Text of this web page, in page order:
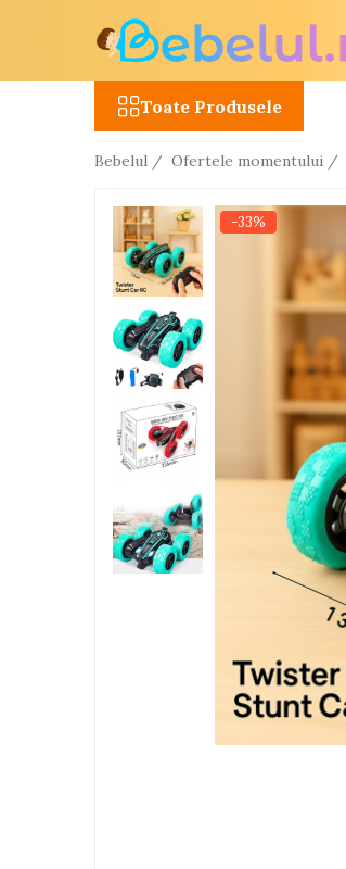
Masinute R/C
Avioane si elicoptere R/C
Camioane R/C
Motociclete R/C
Utilaje constructii R/C
Interactive, educative si muzicale
Saltelute si centre de activitati
Jucarii de baie
Toate Produsele
Bebelul / Ofertele momentului /
-33%